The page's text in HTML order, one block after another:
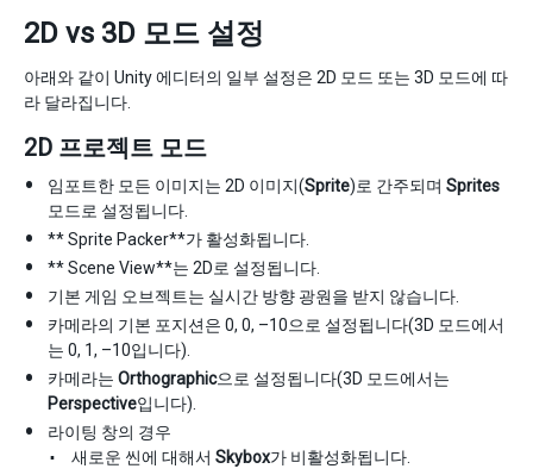
2D vs 3D 모드 설정
아래와 같이 Unity 에디터의 일부 설정은 2D 모드 또는 3D 모드에 따
라 달라집니다.
2D 프로젝트 모드
임포트한 모든 이미지는 2D 이미지(Sprite)로 간주되며 Sprites
모드로 설정됩니다.
** Sprite Packer**가 활성화됩니다.
** Scene View**는 2D로 설정됩니다.
기본 게임 오브젝트는 실시간 방향 광원을 받지 않습니다.
카메라의 기본 포지션은 0, 0, –10으로 설정됩니다(3D 모드에서
는 0, 1, –10입니다).
카메라는 Orthographic으로 설정됩니다(3D 모드에서는
Perspective입니다).
라이팅 창의 경우
새로운 씬에 대해서 Skybox가 비활성화됩니다.